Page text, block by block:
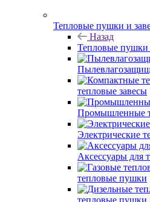
Тепловые пушки и
Назад
Тепловые пушки
тепловые завесы
Промышленные
Электрические
Аксессуары для
тепловые пушки
тепловые пушки